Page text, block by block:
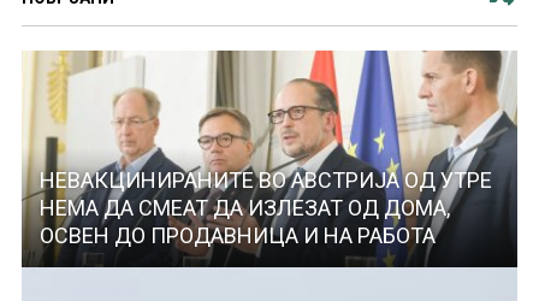
НЕВАКЦИНИРАНИТЕ ВО АВСТРИЈА ОД УТРЕ
НЕМА ДА СМЕАТ ДА ИЗЛЕЗАТ ОД ДОМА,
ОСВЕН ДО ПРОДАВНИЦА И НА РАБОТА